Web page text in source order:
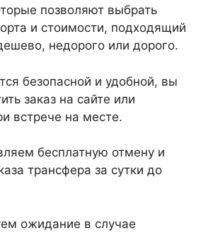
позволяют выбрать
и стоимости, подходящий
недорого или дорого.
безопасной и удобной, вы
заказ на сайте или
встрече на месте.
бесплатную отмену и
трансфера за сутки до
ожидание в случае